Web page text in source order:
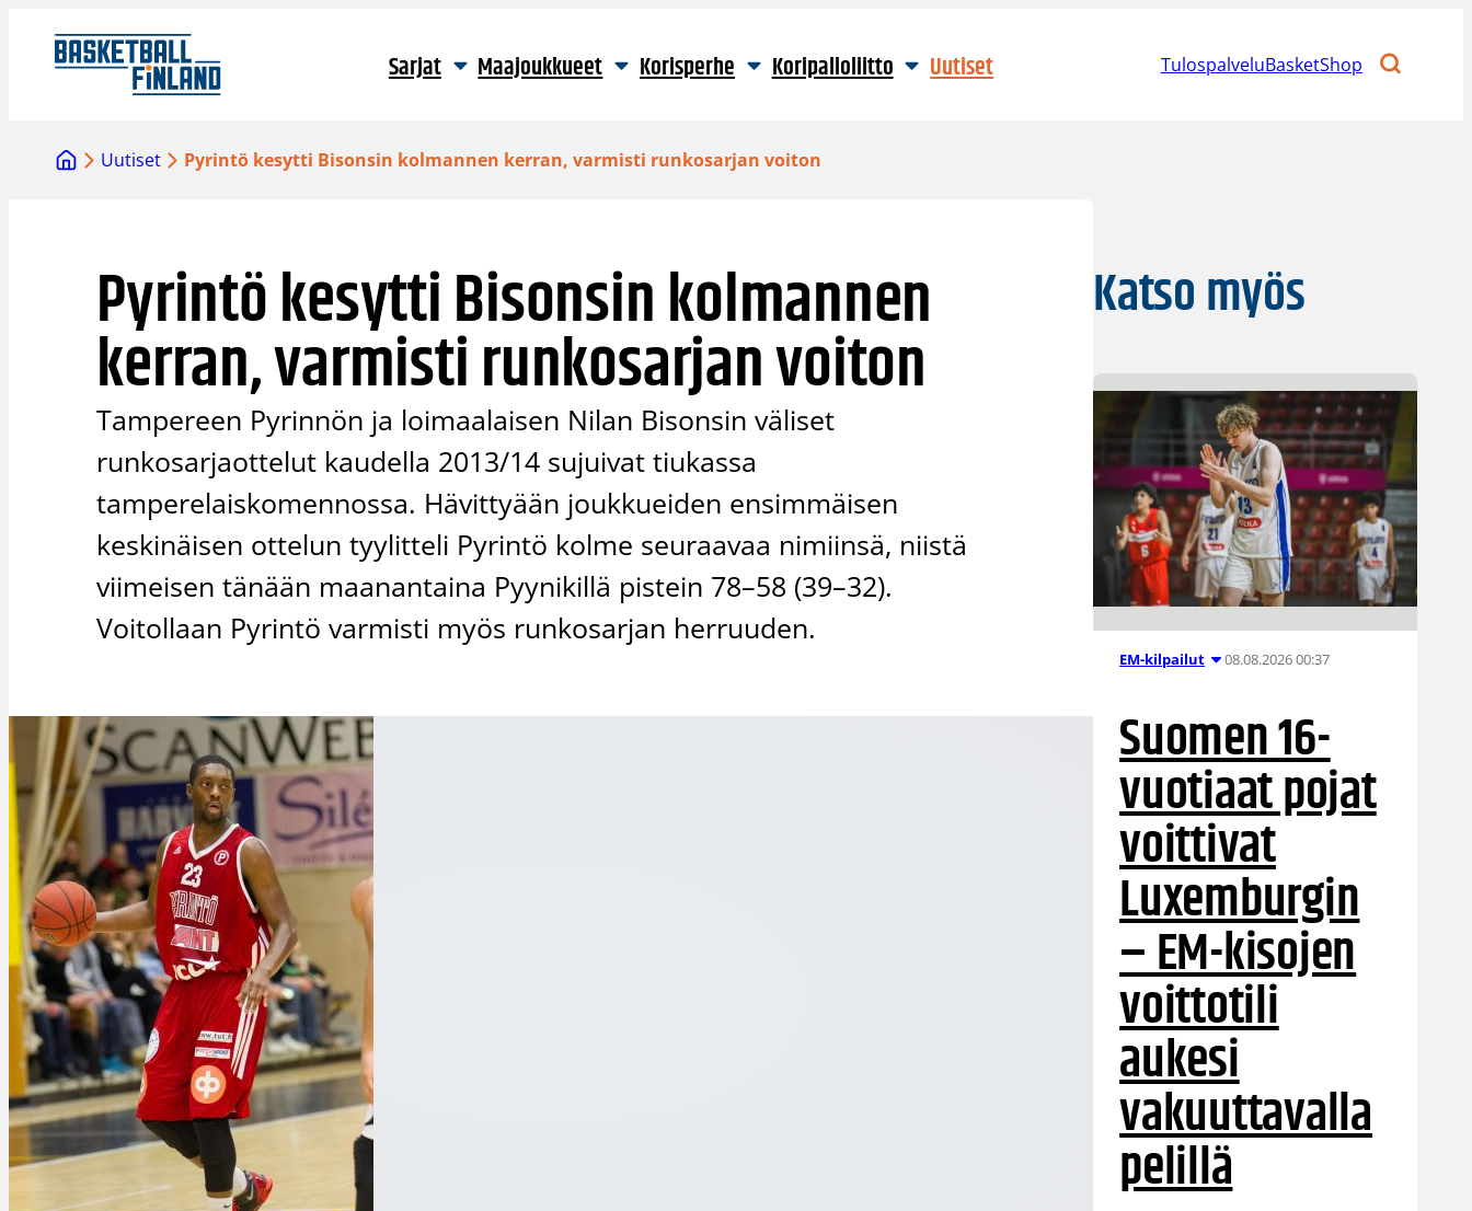
sisältöön
Sarjat Maajoukkueet Korisperhe Koripalloliitto Uutiset TulospalveluBasketShop
Uutiset Pyrintö kesytti Bisonsin kolmannen kerran, varmisti runkosarjan voiton
Pyrintö kesytti Bisonsin kolmannen
kerran, varmisti runkosarjan voiton
Tampereen Pyrinnön ja loimaalaisen Nilan Bisonsin väliset
runkosarjaottelut kaudella 2013/14 sujuivat tiukassa
tamperelaiskomennossa. Hävittyään joukkueiden ensimmäisen
keskinäisen ottelun tyylitteli Pyrintö kolme seuraavaa nimiinsä, niistä
viimeisen tänään maanantaina Pyynikillä pistein 78–58 (39–32).
Voitollaan Pyrintö varmisti myös runkosarjan herruuden.
Katso myös
EM-kilpailut 08.08.2026 00:37
Suomen 16-
vuotiaat pojat
voittivat
Luxemburgin
– EM-kisojen
voittotili
aukesi
vakuuttavalla
pelillä